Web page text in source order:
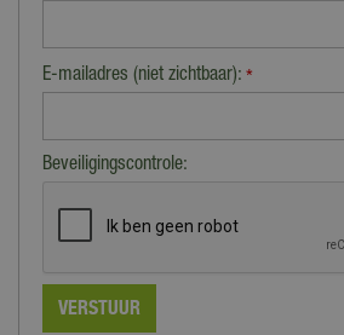
E-mailadres (niet zichtbaar): *
Beveiligingscontrole: